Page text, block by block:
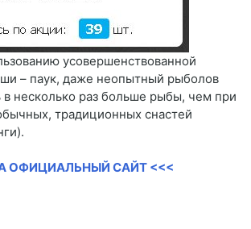
усовершенствованной
– паук, даже неопытный рыболов
несколько раз больше рыбы, чем при
традиционных снастей
ОФИЦИАЛЬНЫЙ САЙТ <<<